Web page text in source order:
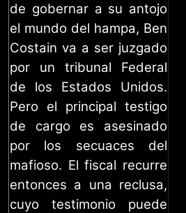
de gobernar a su antojo
el mundo del hampa, Ben
Costain va a ser juzgado
por un tribunal Federal
de los Estados Unidos.
Pero el principal testigo
de cargo es asesinado
por los secuaces del
mafioso. El fiscal recurre
entonces a una reclusa,
cuyo testimonio puede